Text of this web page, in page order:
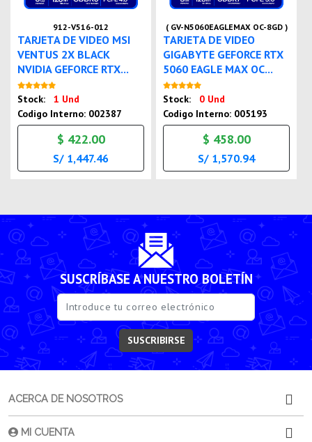
912-V516-012
TARJETA DE VIDEO MSI
VENTUS 2X BLACK
NVIDIA GEFORCE RTX...
Stock:
1 Und
Codigo Interno: 002387
$ 422.00
S/ 1,447.46
( GV-N5060EAGLEMAX OC-8GD )
TARJETA DE VIDEO
GIGABYTE GEFORCE RTX
5060 EAGLE MAX OC...
Stock:
0 Und
Codigo Interno: 005193
$ 458.00
S/ 1,570.94
SUSCRÍBASE A NUESTRO BOLETÍN
SUSCRIBIRSE
ACERCA DE NOSOTROS
MI CUENTA